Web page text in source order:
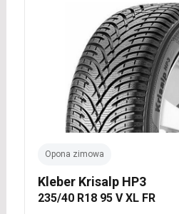
Opona zimowa
Kleber Krisalp HP3
235/40 R18 95 V XL FR